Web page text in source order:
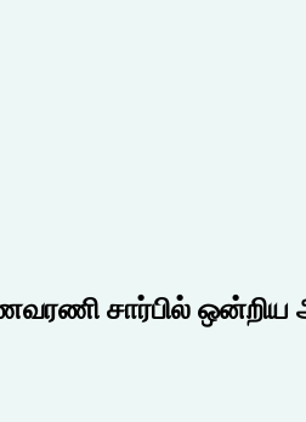
சார்பில் ஒன்றிய